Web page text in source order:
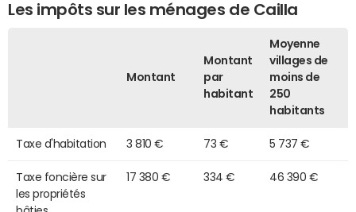
Les impôts sur les ménages de Cailla
Montant
Montant
par
habitant
Moyenne
villages de
moins de
250
habitants
Taxe d'habitation 3 810 € 73 € 5 737 €
Taxe foncière sur
les propriétés
17 380 € 334 € 46 390 €